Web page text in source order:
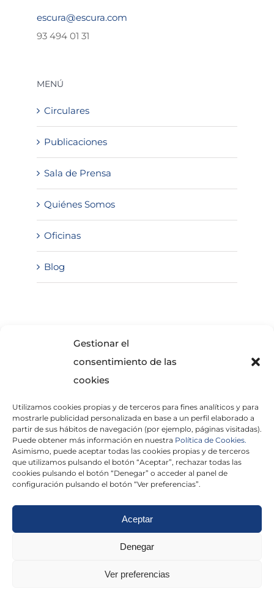
Gestionar el
consentimiento de las
cookies
Utilizamos cookies propias y de terceros para fines analíticos y para
mostrarle publicidad personalizada en base a un perfil elaborado a
partir de sus hábitos de navegación (por ejemplo, páginas visitadas).
Puede obtener más información en nuestra Política de Cookies.
Asimismo, puede aceptar todas las cookies propias y de terceros
que utilizamos pulsando el botón “Aceptar”, rechazar todas las
cookies pulsando el botón “Denegar” o acceder al panel de
configuración pulsando el botón “Ver preferencias”.
Aceptar
Denegar
Ver preferencias
escura@escura.com
93 494 01 31
MENÚ
Circulares
Publicaciones
Sala de Prensa
Quiénes Somos
Oficinas
Blog
He leído y acepto laPolítica de Privacidad
Politica de cookies|Aviso Legal
Madrid|Tarragona